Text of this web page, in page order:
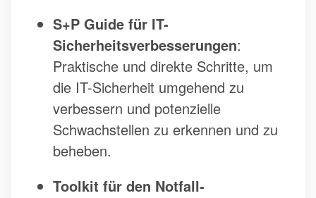
S+P Guide für IT-
Sicherheitsverbesserungen:
Praktische und direkte Schritte, um
die IT-Sicherheit umgehend zu
verbessern und potenzielle
Schwachstellen zu erkennen und zu
beheben.
Toolkit für den Notfall-